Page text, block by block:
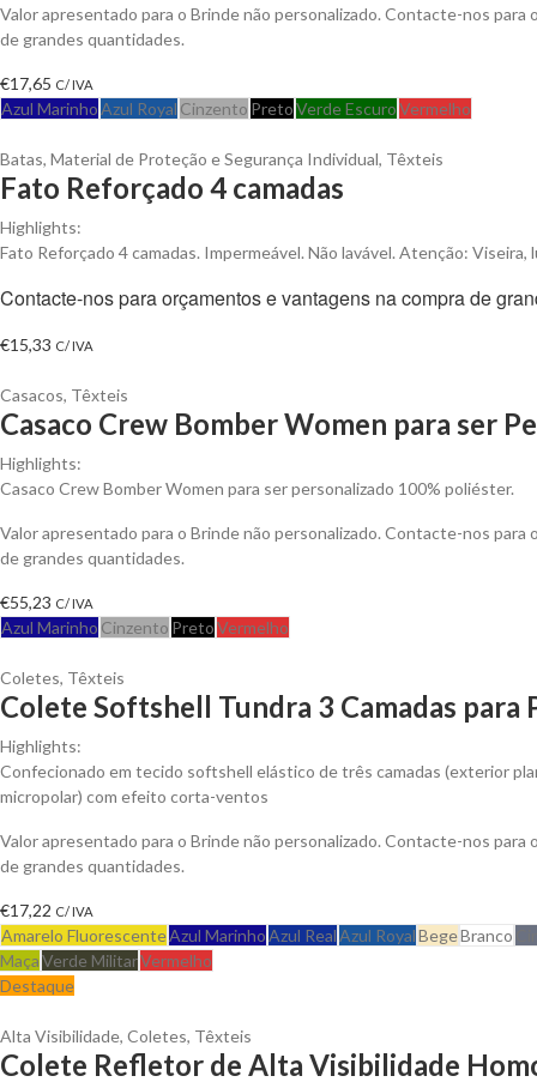
Valor apresentado para o Brinde não personalizado. Contacte-nos
de grandes quantidades.
€17,65 C/ IVA
Azul MarinhoAzul Royal Cinzento PretoVerde EscuroVermelho
Batas, Material de Proteção e Segurança Individual, Têxteis
Fato Reforçado 4 camadas
Highlights:
Fato Reforçado 4 camadas. Impermeável. Não lavável. Atenção:
Contacte-nos para orçamentos e vantagens na compra de
€15,33 C/ IVA
Casacos, Têxteis
Casaco Crew Bomber Women para ser
Highlights:
Casaco Crew Bomber Women para ser personalizado 100% poliéster.
Valor apresentado para o Brinde não personalizado. Contacte-nos
de grandes quantidades.
€55,23 C/ IVA
Azul Marinho Cinzento PretoVermelho
Coletes, Têxteis
Colete Softshell Tundra 3 Camadas para
Highlights:
Confecionado em tecido softshell elástico de três camadas (exterior
micropolar) com efeito corta-ventos
Valor apresentado para o Brinde não personalizado. Contacte-nos
de grandes quantidades.
€17,22 C/ IVA
Amarelo FluorescenteAzul MarinhoAzul RealAzul RoyalBegeBranco
MaçaVerde MilitarVermelho
Destaque
Alta Visibilidade, Coletes, Têxteis
Colete Refletor de Alta Visibilidade